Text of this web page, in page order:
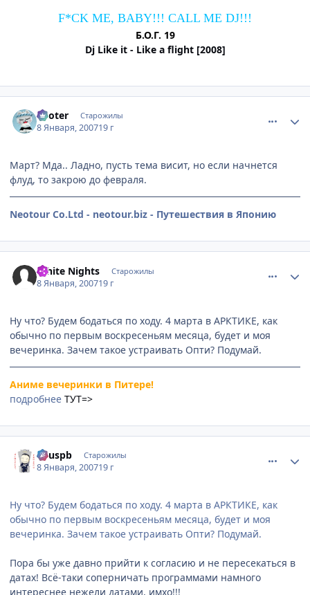
F*CK ME, BABY!!! CALL ME DJ!!!
Б.О.Г. 19
Dj Like it - Like a flight [2008]
Looter Старожилы
8 Января, 200719 г
Март? Мда.. Ладно, пусть тема висит, но если начнется
флуд, то закрою до февраля.
Neotour Co.Ltd - neotour.biz - Путешествия в Японию
White Nights Старожилы
8 Января, 200719 г
Ну что? Будем бодаться по ходу. 4 марта в АРКТИКЕ, как
обычно по первым воскресеньям месяца, будет и моя
вечеринка. Зачем такое устраивать Опти? Подумай.
Аниме вечеринки в Питере!
подробнее ТУТ=>
Ryuspb Старожилы
8 Января, 200719 г
Ну что? Будем бодаться по ходу. 4 марта в АРКТИКЕ, как
обычно по первым воскресеньям месяца, будет и моя
вечеринка. Зачем такое устраивать Опти? Подумай.
Пора бы уже давно прийти к согласию и не пересекаться в
датах! Всё-таки соперничать программами намного
интереснее нежели датами, имхо!!!